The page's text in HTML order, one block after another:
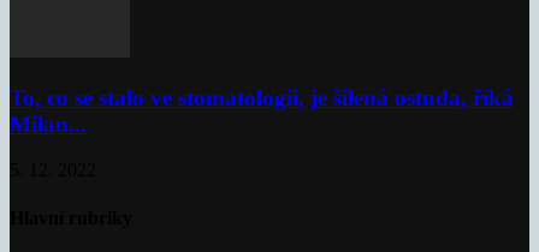
To, co se stalo ve stomatologii, je šílená ostuda, říká
Milan...